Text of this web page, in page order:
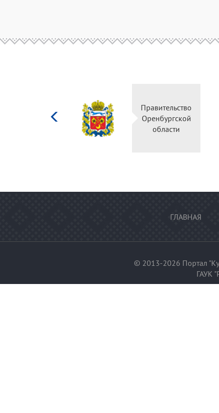
Правительство
Оренбургской
области
ГЛАВНАЯ
© 2013-2026 Портал
ГАУК